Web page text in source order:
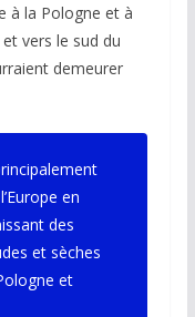
à la Pologne et à
et vers le sud du
demeurer
en
des
et sèches
et